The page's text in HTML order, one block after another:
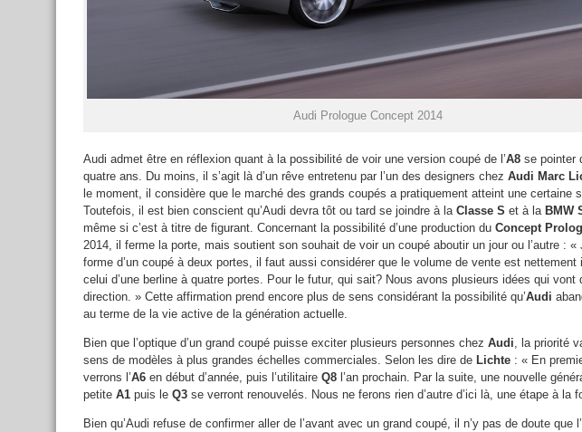
Audi Prologue Concept 2014
Audi admet être en réflexion quant à la possibilité de voir une version coupé de l’A8 se pointer
quatre ans. Du moins, il s’agit là d’un rêve entretenu par l’un des designers chez Audi Marc
le moment, il considère que le marché des grands coupés a pratiquement atteint une certaine
Toutefois, il est bien conscient qu’Audi devra tôt ou tard se joindre à la Classe S et à la BMW
même si c’est à titre de figurant. Concernant la possibilité d’une production du Concept
2014, il ferme la porte, mais soutient son souhait de voir un coupé aboutir un jour ou l’autre : «
forme d’un coupé à deux portes, il faut aussi considérer que le volume de vente est nettement
celui d’une berline à quatre portes. Pour le futur, qui sait? Nous avons plusieurs idées qui vont
direction. » Cette affirmation prend encore plus de sens considérant la possibilité qu’Audi
au terme de la vie active de la génération actuelle.
Bien que l’optique d’un grand coupé puisse exciter plusieurs personnes chez Audi, la priorité
sens de modèles à plus grandes échelles commerciales. Selon les dire de Lichte : « En
verrons l’A6 en début d’année, puis l’utilitaire Q8 l’an prochain. Par la suite, une nouvelle
petite A1 puis le Q3 se verront renouvelés. Nous ne ferons rien d’autre d’ici là, une étape à la
Bien qu’Audi refuse de confirmer aller de l’avant avec un grand coupé, il n’y pas de doute que l’